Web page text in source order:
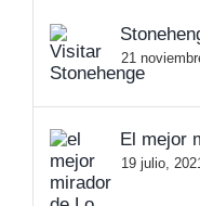
21
El mejor
19 julio,